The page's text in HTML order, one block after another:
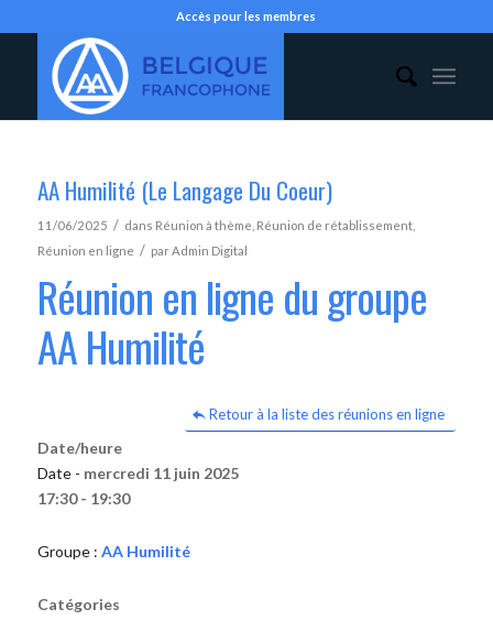
Accès pour les membres
AA Humilité (Le Langage Du Coeur)
11/06/2025 / dans Réunion à thème Réunion de rétablissement,
Réunion en ligne / parAdmin Digital
Réunion en ligne du groupe
AA Humilité
Retour à la liste des réunions en ligne
Date/heure
Date - mercredi 11 juin 2025
17:30 - 19:30
Groupe : AA Humilité
Catégories